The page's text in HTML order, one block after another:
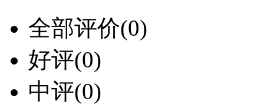
全部评价(0)
好评(0)
中评(0)